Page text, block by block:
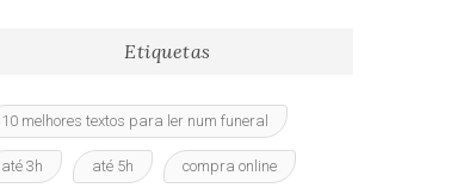
Etiquetas
10 melhores textos para ler num funeral
até 3h até 5h compra online